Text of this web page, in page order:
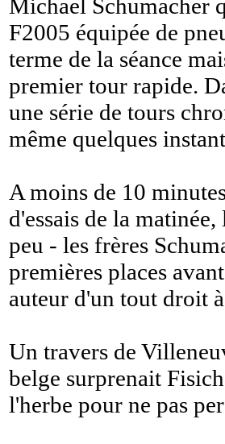
Michael Schumacher
F2005 équipée de
terme de la séance
premier tour rapide.
une série de tours
même quelques
A moins de 10
d'essais de la
peu - les frères
premières places
auteur d'un tout droit
Un travers de
belge surprenait
l'herbe pour ne pas